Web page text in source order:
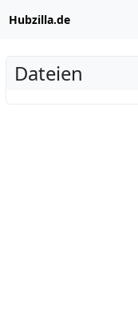
Hubzilla.de
Dateien